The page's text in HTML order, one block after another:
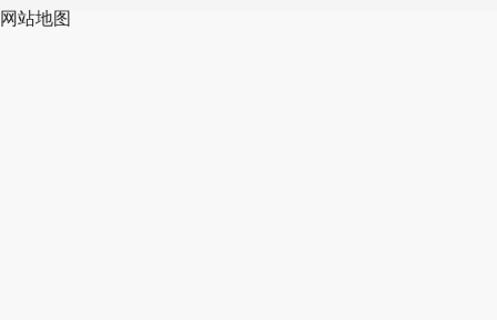
网站地图